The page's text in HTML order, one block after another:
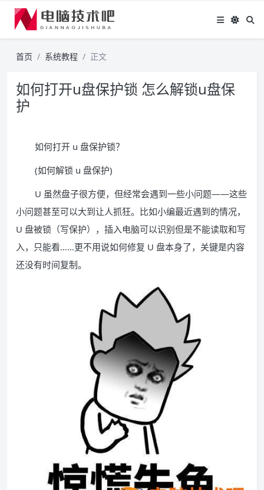
首页 系统教程 正文
如何打开u盘保护锁 怎么解锁u盘保
护
如何打开 u 盘保护锁？
(如何解锁 u 盘保护)
U 虽然盘子很方便，但经常会遇到一些小问题——这些
小问题甚至可以大到让人抓狂。比如小编最近遇到的情况，
U 盘被锁（写保护），插入电脑可以识别但是不能读取和写
入，只能看……更不用说如何修复 U 盘本身了，关键是内容
还没有时间复制。